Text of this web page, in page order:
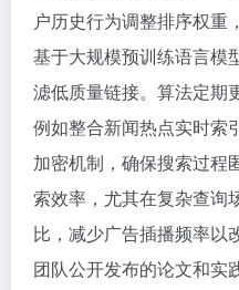
户历史行为调整排序权重
基于大规模预训练语言模
滤低质量链接。算法定期
例如整合新闻热点实时索
加密机制，确保搜索过程
索效率，尤其在复杂查询
比，减少广告插播频率以
团队公开发布的论文和实